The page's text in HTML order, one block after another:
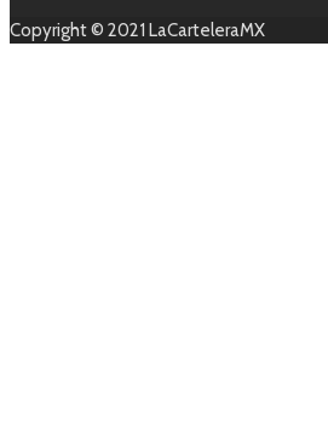
Copyright © 2021 LaCarteleraMX